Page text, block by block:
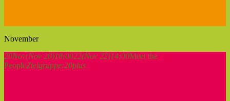
November
20Nov(Nov 20)18:0022(Nov 22)14:00Meet the
PeopleZielgruppe:20plus